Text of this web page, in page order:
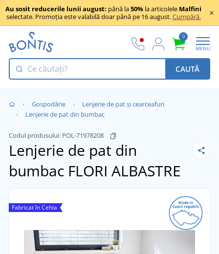
Au sosit reducerile lunii august: până la50% la articolele Malfini
selectate. Promoția este valabilă doar până pe 16 august.Cumpără.
0
MENU
CAUTĂ
Gospodărie
Lenjerie de pat și cearceafuri
Lenjerie de pat din bumbac
Codul produsului: POL-71978208
Lenjerie de pat din
bumbac FLORI ALBASTRE
Fabricat în Cehia